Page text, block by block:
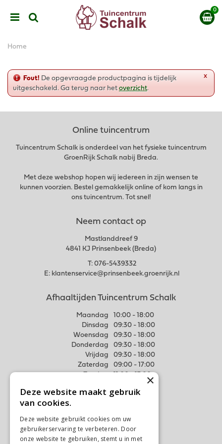
n
Home
x
Fout! De opgevraagde productpagina is tijdelijk
uitgeschakeld. Ga terug naar hetoverzicht.
Online tuincentrum
Tuincentrum Schalk is onderdeel van het fysieke tuincentrum
GroenRijk Schalk nabij Breda.
Met deze webshop hopen wij iedereen in zijn wensen te
kunnen voorzien. Bestel gemakkelijk online of kom langs in
ons tuincentrum. Tot snel!
Neem contact op
Mastlanddreef 9
4841 KJ Prinsenbeek (Breda)
T: 076-5439332
E: klantenservice@prinsenbeek.groenrijk.nl
Afhaaltijden Tuincentrum Schalk
Maandag
10:00 - 18:00
Dinsdag
09:30 - 18:00
Woensdag
09:30 - 18:00
Donderdag
09:30 - 18:00
Vrijdag
09:30 - 18:00
Zaterdag
09:00 - 17:00
Meer weten
Algemene voorwaarden
Privacy Statement
Disclaimer
×
Deze website maakt gebruik
van cookies.
Deze website gebruikt cookies om uw
gebruikerservaring te verbeteren. Door
onze website te gebruiken, stemt u in met